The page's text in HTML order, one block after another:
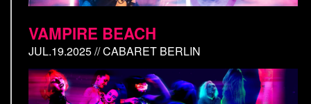
VAMPIRE BEACH
JUL.19.2025 // CABARET BERLIN